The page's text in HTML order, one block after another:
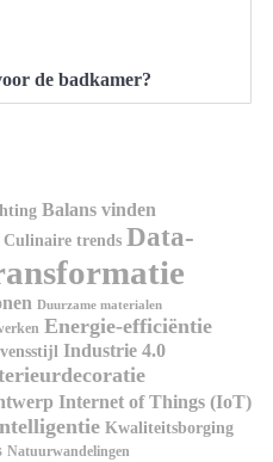
de badkamer?
Balans vinden
Culinaire trends Data-
Duurzame materialen
Energie-efficiëntie
Industrie 4.0
Internet of Things (IoT)
Kwaliteitsborging
Natuurwandelingen